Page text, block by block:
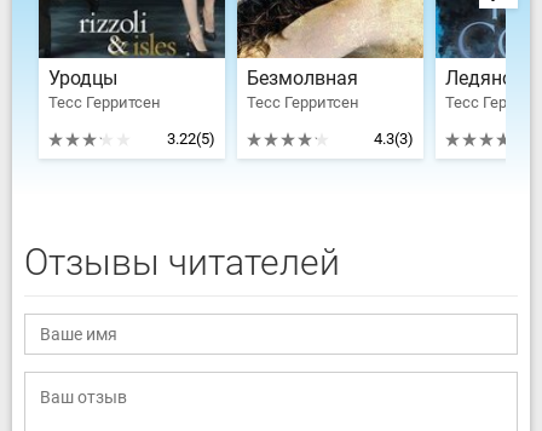
Уродцы
Тесс Герритсен
3.22(5)
Безмолвная
Тесс Герритсен
4.3(3)
Ледяной
Тесс
Отзывы читателей